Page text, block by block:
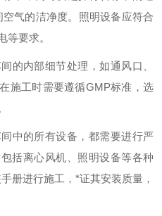
空气的洁净度。照明设备应符合
等要求。
的内部细节处理，如通风口、
施工时需要遵循GMP标准，选
中的所有设备，都需要进行严
括离心风机、照明设备等各种
册进行施工， *证其安装质量，